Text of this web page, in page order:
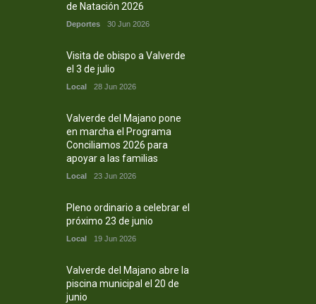
de Natación 2026
Deportes 30 Jun 2026
Visita de obispo a Valverde
el 3 de julio
Local 28 Jun 2026
Valverde del Majano pone
en marcha el Programa
Conciliamos 2026 para
apoyar a las familias
Local 23 Jun 2026
Pleno ordinario a celebrar el
próximo 23 de junio
Local 19 Jun 2026
Valverde del Majano abre la
piscina municipal el 20 de
junio